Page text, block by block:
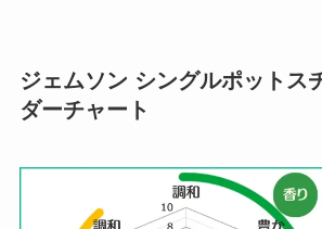
ジェムソン シングルポットス
ダーチャート